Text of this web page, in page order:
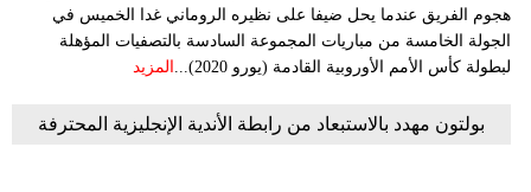
تعليم
علوم
هجوم الفريق عندما يحل ضيفا على نظيره الروماني غدا الخميس في
الجولة الخامسة من مباريات المجموعة السادسة بالتصفيات المؤهلة
لبطولة كأس الأمم الأوروبية القادمة (يورو 2020)...
المزيد
بولتون مهدد بالاستبعاد من رابطة الأندية الإنجليزية المحترفة